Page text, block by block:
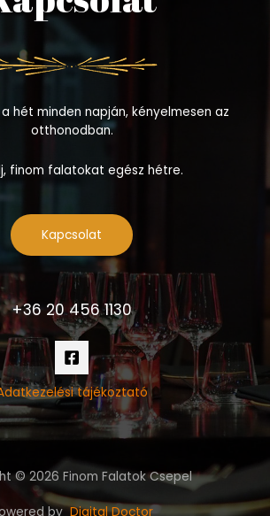
hét minden napján, kényelmesen az
otthonodban.
finom falatokat egész hétre.
Kapcsolat
+36 20 456 1130
tájékoztató
© 2026 Finom Falatok Csepel
byDigital Doctor